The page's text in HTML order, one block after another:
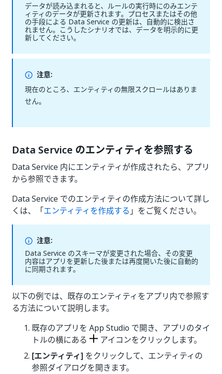
データが読み込まれると、ルールの実行時にのみエンテ
ィティのデータが更新されます。プロセスまたはその他
の手段による Data Service の更新は、自動的に検出さ
れません。こうしたシナリオでは、データを明示的に更
新してください。
注意:
現在のところ、エンティティの無限スクロールはありま
せん。
Data Service のエンティティを参照する
Data Service 内にエンティティが作成されたら、アプリ
から参照できます。
Data Service でのエンティティの作成方法について詳し
くは、「エンティティを作成する 」をご覧ください。
注意:
Data Service のスキーマが変更された場合、その変更
内容はアプリを更新した後または再度開いた後に自動的
に同期されます。
以下の例では、既存のエンティティをアプリ内で参照す
る方法について説明します。
既存のアプリを App Studio で開き、アプリのタイ
トルの横にある
アイコンをクリックします。
[エンティティ] をクリックして、エンティティの
参照ダイアログを開きます。